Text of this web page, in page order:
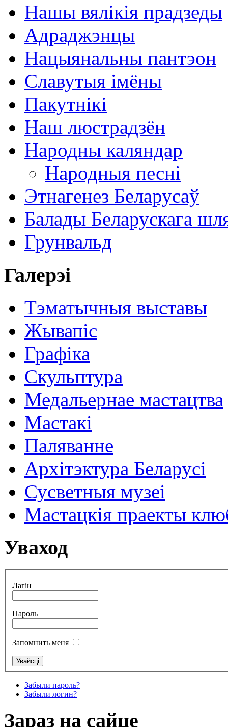
Нашы вялікія прадзеды
Адраджэнцы
Нацыянальны пантэон
Славутыя імёны
Пакутнікі
Наш люстрадзён
Народны каляндар
Народныя песні
Этнагенез Беларусаў
Балады Беларускага
Грунвальд
Галерэі
Тэматычныя выставы
Жывапіс
Графіка
Скульптура
Медальернае мастацтва
Мастакі
Паляванне
Архітэктура Беларусі
Сусветныя музеі
Мастацкія праекты
Уваход
Лагін
Пароль
Запомнить меня
Забыли пароль?
Забыли логин?
Зараз на сайце